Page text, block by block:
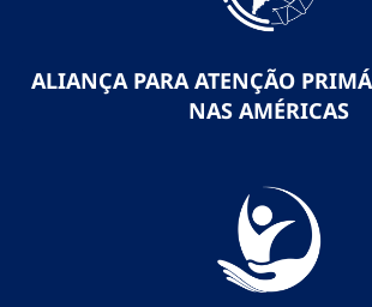
ALIANÇA PARA ATENÇÃO
NAS AMÉRICAS